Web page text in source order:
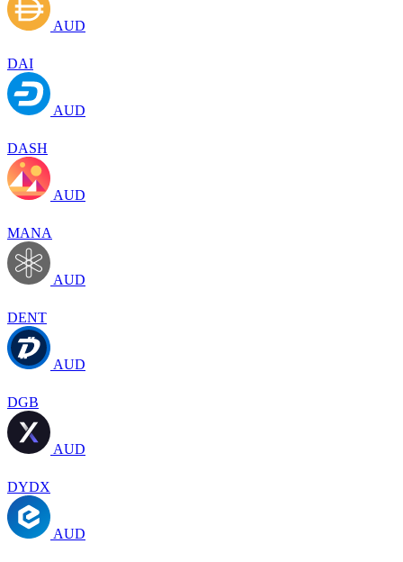
AUD
DAI
AUD
DASH
AUD
MANA
AUD
DENT
AUD
DGB
AUD
DYDX
AUD